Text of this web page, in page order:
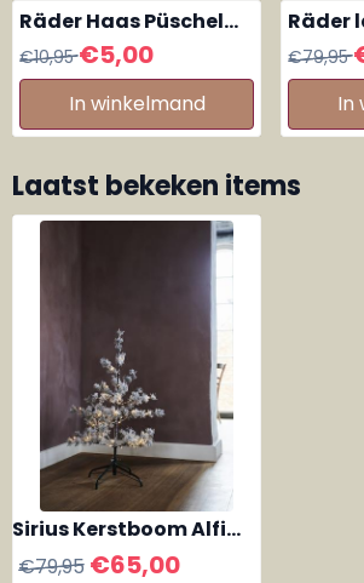
Räder Haas Püschel
van stof, grijs met
witte stippen
Van 10,95 voor 5,00
€10,95€5,00
In winkelmand
Räder
Van
€79,95
In
Laatst bekeken items
Sirius Kerstboom Alfi
Tree 90 cm
€79,95 €65,00